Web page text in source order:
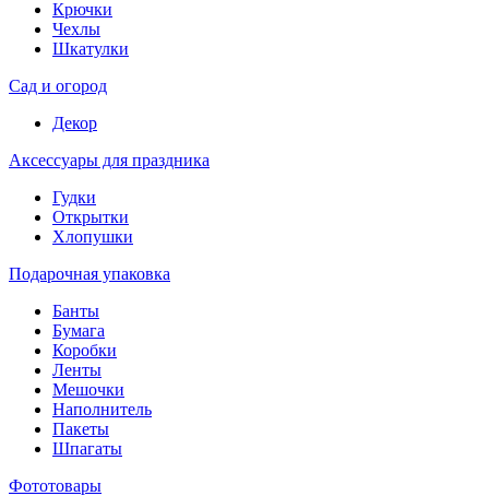
Крючки
Чехлы
Шкатулки
Сад и огород
Декор
Аксессуары для праздника
Гудки
Открытки
Хлопушки
Подарочная упаковка
Банты
Бумага
Коробки
Ленты
Мешочки
Наполнитель
Пакеты
Шпагаты
Фототовары